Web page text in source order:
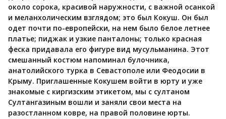
около сорока, красивой наружности, с важной осанкой
и меланхолическим взглядом; это был Кокуш. Он был
одет почти по-европейски, на нем было белое летнее
платье; пиджак и узкие панталоны; только красная
феска придавала его фигуре вид мусульманина. Этот
смешанный костюм напоминал булочника,
анатолийского турка в Севастополе или Феодосии в
Крыму. Приглашенные Кокушем войти в юрту и уже
знакомые с киргизским этикетом, мы с султаном
Султангазиным вошли и заняли свои места на
разостланном ковре, на правой половине юрты.